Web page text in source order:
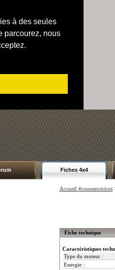
à des seules
parcourez, nous
Fiches 4x4
Accueil 4rouesmotrices
Fiche technique
Caractéristiques
Type du moteur :
Energie :